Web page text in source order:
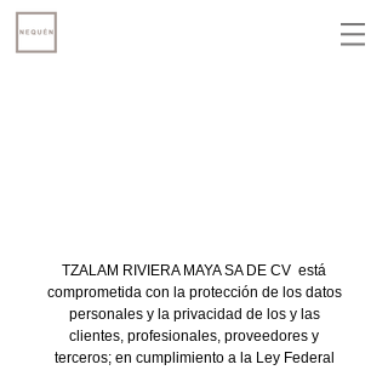
TZALAM RIVIERA MAYA SA DE CV está
comprometida con la protección de los datos
personales y la privacidad de los y las
clientes, profesionales, proveedores y
terceros; en cumplimiento a la Ley Federal